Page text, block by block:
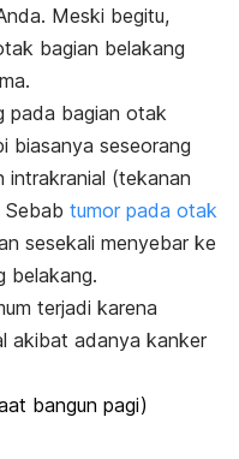
Meski begitu,
bagian belakang
pada bagian otak
biasanya seseorang
intrakranial (tekanan
tumor pada otak
sesekali menyebar ke
belakang.
terjadi karena
akibat adanya kanker
bangun pagi)